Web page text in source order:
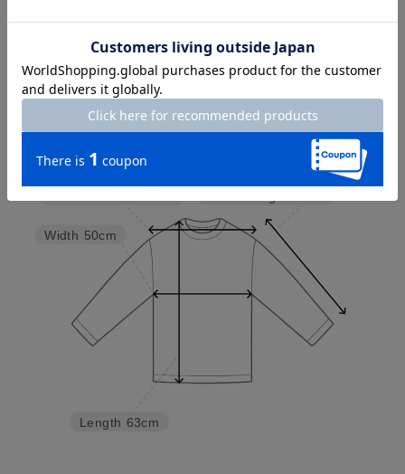
Check the recommended size
Try this item on
Length 63cm
Width 50cm